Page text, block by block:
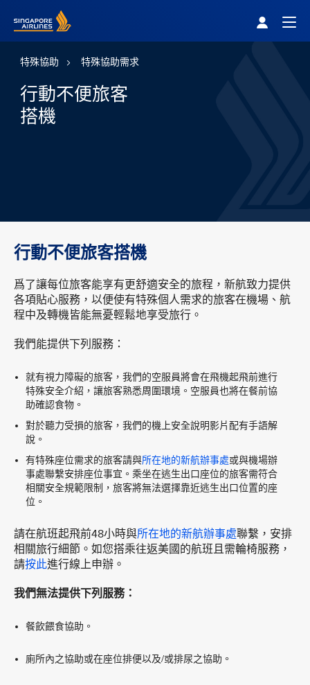
特殊協助 特殊協助需求
行動不便旅客
搭機
行動不便旅客搭機
爲了讓每位旅客能享有更舒適安全的旅程，新航致力提供
各項貼心服務，以便使有特殊個人需求的旅客在機場、航
程中及轉機皆能無憂輕鬆地享受旅行。
我們能提供下列服務：
就有視力障礙的旅客，我們的空服員將會在飛機起飛前進行
特殊安全介紹，讓旅客熟悉周圍環境。空服員也將在餐前協
助確認食物。
對於聽力受損的旅客，我們的機上安全說明影片配有手語解
說。
有特殊座位需求的旅客請與所在地的新航辦事處或與機場辦
事處聯繫安排座位事宜。乘坐在逃生出口座位的旅客需符合
相關安全規範限制，旅客將無法選擇靠近逃生出口位置的座
位。
請在航班起飛前48小時與所在地的新航辦事處聯繫，安排
相關旅行細節。如您搭乘往返美國的航班且需輪椅服務，
請按此進行線上申辦。
我們無法提供下列服務：
餐飲餵食協助。
廁所內之協助或在座位排便以及/或排尿之協助。